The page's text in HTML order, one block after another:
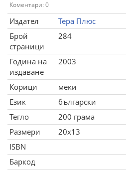
Коментари: 0
Издател
Тера Плюс
Брой
страници
284
Година на
издаване
2003
Корици
меки
Език
български
Тегло
200 грама
Размери
20x13
ISBN
Баркод